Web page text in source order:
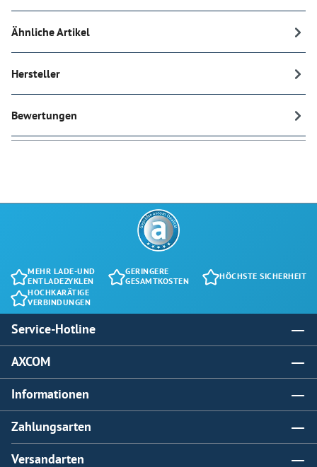
Ähnliche Artikel
Hersteller
Bewertungen
MEHR LADE-UND
ENTLADEZYKLEN
GERINGERE
GESAMTKOSTEN
HÖCHSTE SICHERHEIT
HOCHKARÄTIGE
VERBINDUNGEN
Service-Hotline
AXCOM
Informationen
Zahlungsarten
Versandarten